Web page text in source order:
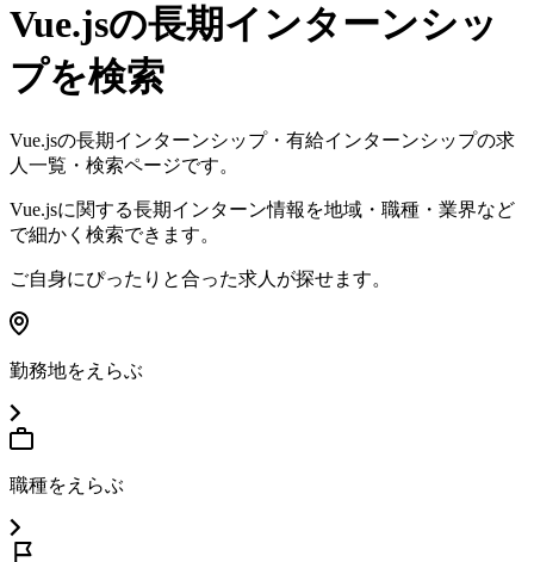
Vue.jsの長期インターンシッ
プを検索
Vue.jsの長期インターンシップ・有給インターンシップの求
人一覧・検索ページです。
Vue.jsに関する長期インターン情報を地域・職種・業界など
で細かく検索できます。
ご自身にぴったりと合った求人が探せます。
勤務地をえらぶ
職種をえらぶ